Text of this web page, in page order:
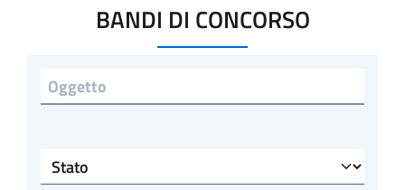
BANDI DI CONCORSO
Titolo
Stato